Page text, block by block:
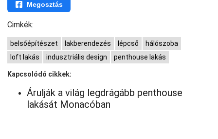
Megosztás
Cimkék:
belsőépítészet lakberendezés lépcső
hálószoba
loft lakás
indusztriális design penthouse lakás
Kapcsolódó cikkek:
Árulják a világ legdrágább penthouse
lakását Monacóban